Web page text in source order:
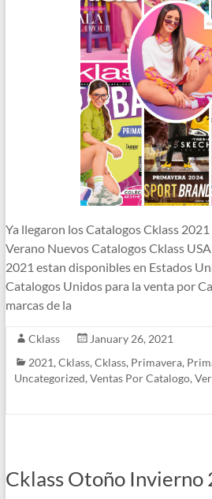
Ya llegaron los Catalogos Cklass
Verano Nuevos Catalogos Cklass
2021 estan disponibles en Estados
Catalogos Unidos para la venta por
marcas de la
Cklass
January 26, 2021
2021, Cklass, Cklass, Primavera,
Uncategorized, Ventas Por Catalogo,
Cklass Otoño Invierno